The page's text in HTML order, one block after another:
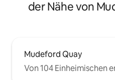
der Nähe von
Mudeford Quay
Von 104 Einheimischen